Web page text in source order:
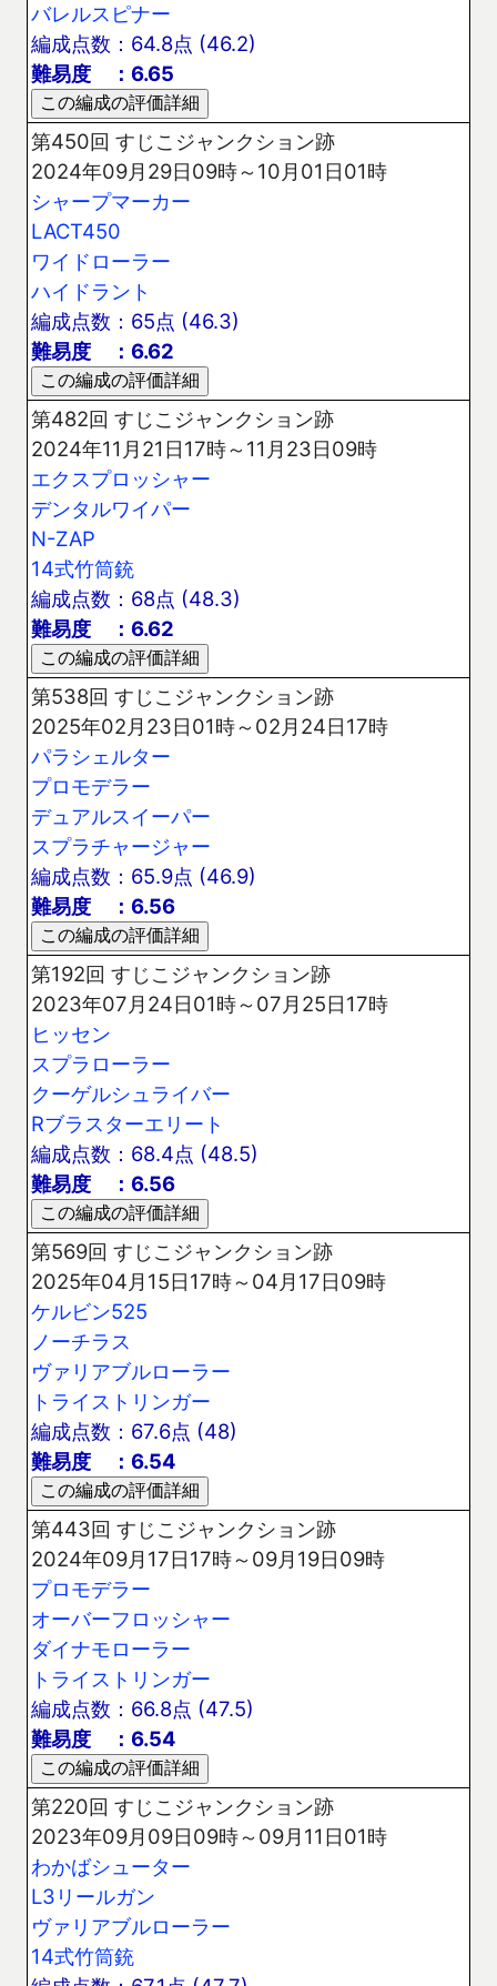
バレルスピナー
編成点数：64.8点 (46.2)
難易度 ：6.65
第450回 すじこジャンクション跡
2024年09月29日09時～10月01日01時
シャープマーカー
LACT450
ワイドローラー
ハイドラント
編成点数：65点 (46.3)
難易度 ：6.62
第482回 すじこジャンクション跡
2024年11月21日17時～11月23日09時
エクスプロッシャー
デンタルワイパー
N-ZAP
14式竹筒銃
編成点数：68点 (48.3)
難易度 ：6.62
第538回 すじこジャンクション跡
2025年02月23日01時～02月24日17時
パラシェルター
プロモデラー
デュアルスイーパー
スプラチャージャー
編成点数：65.9点 (46.9)
難易度 ：6.56
第192回 すじこジャンクション跡
2023年07月24日01時～07月25日17時
ヒッセン
スプラローラー
クーゲルシュライバー
Rブラスターエリート
編成点数：68.4点 (48.5)
難易度 ：6.56
第569回 すじこジャンクション跡
2025年04月15日17時～04月17日09時
ケルビン525
ノーチラス
ヴァリアブルローラー
トライストリンガー
編成点数：67.6点 (48)
難易度 ：6.54
第443回 すじこジャンクション跡
2024年09月17日17時～09月19日09時
プロモデラー
オーバーフロッシャー
ダイナモローラー
トライストリンガー
編成点数：66.8点 (47.5)
難易度 ：6.54
第220回 すじこジャンクション跡
2023年09月09日09時～09月11日01時
わかばシューター
L3リールガン
ヴァリアブルローラー
14式竹筒銃